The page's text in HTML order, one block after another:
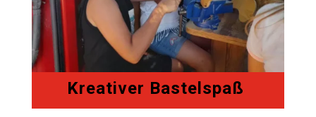
Kreativer Bastelspaß